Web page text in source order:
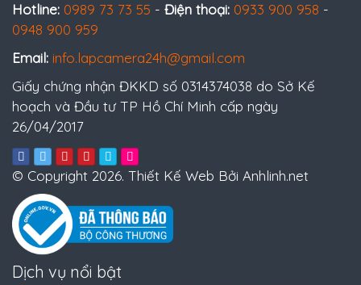
Hotline: 0989 73 73 55 - Điện thoại: 0933 900 958 -
0948 900 959
Email: info.lapcamera24h@gmail.com
Giấy chứng nhận ĐKKD số 0314374038 do Sở Kế
hoạch và Đầu tư TP Hồ Chí Minh cấp ngày
26/04/2017
© Copyright 2026. Thiết Kế Web Bởi Anhlinh.net
Dịch vụ nổi bật